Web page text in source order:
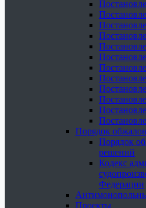
Порядок
Порядок
решений
Кодекс
Федерации
Проекты